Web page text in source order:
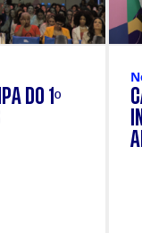
DO 1º